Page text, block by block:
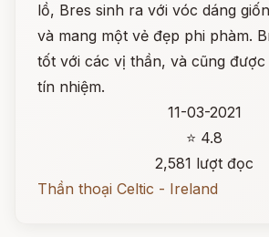
lồ, Bres sinh ra với vóc dáng
và mang một vẻ đẹp phi phàm.
tốt với các vị thần, và cũng
tín nhiệm.
11-03-2021
⭐ 4.8
2,581 lượt đọc
Thần thoại Celtic - Ireland